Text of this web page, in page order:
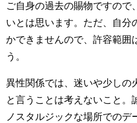
ご自身の過去の賜物ですので
いとは思います。ただ、自分
かできませんので、許容範囲
う。
異性関係では、迷いや少しの
と言うことは考えないこと。
ノスタルジックな場所でのデ